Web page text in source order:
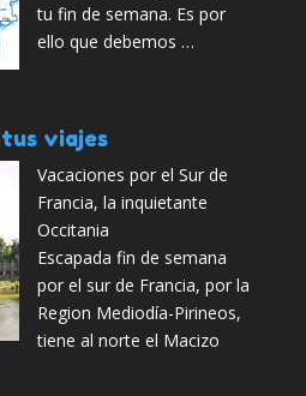
tu fin de semana. Es por
ello que debemos …
viajes
Vacaciones por el Sur de
Francia, la inquietante
Occitania
Escapada fin de semana
por el sur de Francia, por la
Region Mediodía-Pirineos,
tiene al norte el Macizo